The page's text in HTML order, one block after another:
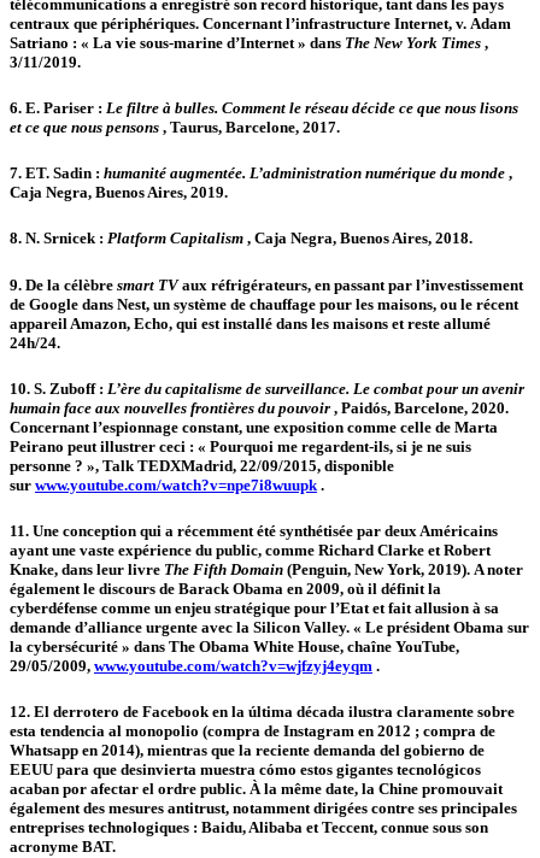
télécommunications a enregistré son record historique, tant dans les pays
centraux que périphériques. Concernant l’infrastructure Internet, v. Adam
Satriano : « La vie sous-marine d’Internet » dans The New York Times ,
3/11/2019.
6. E. Pariser : Le filtre à bulles. Comment le réseau décide ce que nous lisons
et ce que nous pensons , Taurus, Barcelone, 2017.
7. ET. Sadin : humanité augmentée. L’administration numérique du monde ,
Caja Negra, Buenos Aires, 2019.
8. N. Srnicek : Platform Capitalism , Caja Negra, Buenos Aires, 2018.
9. De la célèbre smart TVaux réfrigérateurs, en passant par l’investissement
de Google dans Nest, un système de chauffage pour les maisons, ou le récent
appareil Amazon, Echo, qui est installé dans les maisons et reste allumé
24h/24.
10. S. Zuboff : L’ère du capitalisme de surveillance. Le combat pour un avenir
humain face aux nouvelles frontières du pouvoir , Paidós, Barcelone, 2020.
Concernant l’espionnage constant, une exposition comme celle de Marta
Peirano peut illustrer ceci : « Pourquoi me regardent-ils, si je ne suis
personne ? », Talk TEDXMadrid, 22/09/2015, disponible
sur www.youtube.com/watch?v=npe7i8wuupk .
11. Une conception qui a récemment été synthétisée par deux Américains
ayant une vaste expérience du public, comme Richard Clarke et Robert
Knake, dans leur livre The Fifth Domain (Penguin, New York, 2019). A noter
également le discours de Barack Obama en 2009, où il définit la
cyberdéfense comme un enjeu stratégique pour l’Etat et fait allusion à sa
demande d’alliance urgente avec la Silicon Valley. « Le président Obama sur
la cybersécurité » dans The Obama White House, chaîne YouTube,
29/05/2009, www.youtube.com/watch?v=wjfzyj4eyqm .
12. El derrotero de Facebook en la última década ilustra claramente sobre
esta tendencia al monopolio (compra de Instagram en 2012 ; compra de
Whatsapp en 2014), mientras que la reciente demanda del gobierno de
EEUU para que desinvierta muestra cómo estos gigantes tecnológicos
acaban por afectar el ordre public. À la même date, la Chine promouvait
également des mesures antitrust, notamment dirigées contre ses principales
entreprises technologiques : Baidu, Alibaba et Teccent, connue sous son
acronyme BAT.